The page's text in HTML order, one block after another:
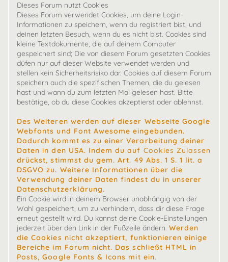
Dieses Forum nutzt Cookies
Dieses Forum verwendet Cookies, um deine Login-
Informationen zu speichern, wenn du registriert bist, und
deinen letzten Besuch, wenn du es nicht bist. Cookies sind
kleine Textdokumente, die auf deinem Computer
gespeichert sind; Die von diesem Forum gesetzten Cookies
düfen nur auf dieser Website verwendet werden und
stellen kein Sicherheitsrisiko dar. Cookies auf diesem Forum
speichern auch die spezifischen Themen, die du gelesen
hast und wann du zum letzten Mal gelesen hast. Bitte
bestätige, ob du diese Cookies akzeptierst oder ablehnst.
Des Weiteren werden auf dieser Webseite Google
Webfonts und Font Awesome eingebunden.
Dadurch kommt es zu einer Verarbeitung deiner
Daten in den USA. Indem du auf Cookies Zulassen
drückst, stimmst du gem. Art. 49 Abs. 1 S. 1 lit. a
DSGVO zu. Weitere Informationen über die
Verwendung deiner Daten findest du in unserer
Datenschutzerklärung.
Ein Cookie wird in deinem Browser unabhängig von der
Wahl gespeichert, um zu verhindern, dass dir diese Frage
erneut gestellt wird. Du kannst deine Cookie-Einstellungen
jederzeit über den Link in der Fußzeile ändern. Werden
die Cookies nicht akzeptiert, funktionieren einige
Bereiche im Forum nicht. Das schließt HTML in
Posts, Google Fonts & Icons mit ein.